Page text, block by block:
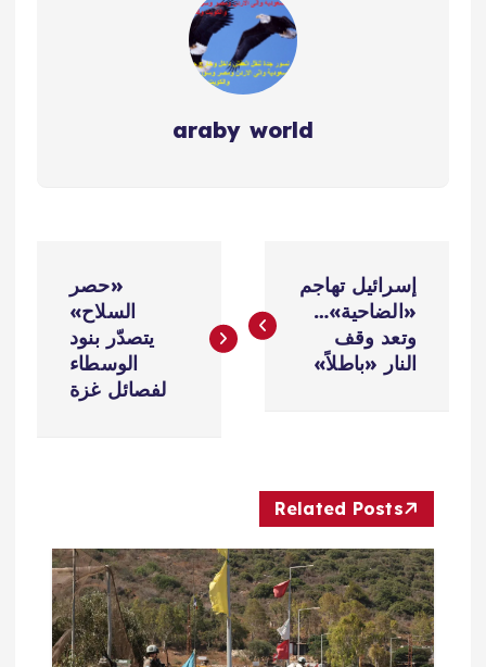
araby world
ص
م
ق
إسرائيل تهاجم
«الضاحية»…
وتعد وقف
النار «باطلاً»
«حصر
السلاح»
يتصدّر بنود
الوسطاء
لفصائل غزة
Related Posts